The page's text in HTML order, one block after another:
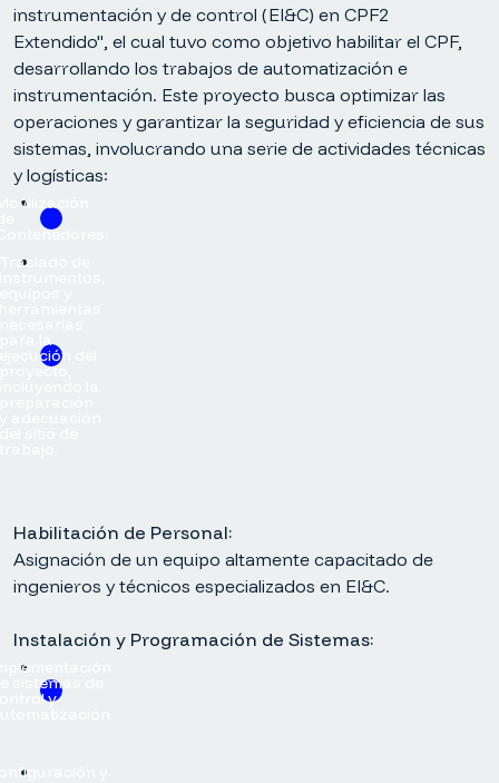
instrumentación y de control (EI&C) en CPF2
Extendido", el cual tuvo como objetivo habilitar el CPF,
desarrollando los trabajos de automatización e
instrumentación. Este proyecto busca optimizar las
operaciones y garantizar la seguridad y eficiencia de sus
sistemas, involucrando una serie de actividades técnicas
y logísticas:
de
la
del
Habilitación de Personal:
Asignación de un equipo altamente capacitado de
ingenieros y técnicos especializados en EI&C.
Instalación y Programación de Sistemas:
sistemas de
y
y